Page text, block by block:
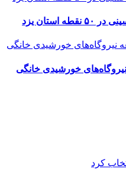
یزد
خورشیدی خانگی